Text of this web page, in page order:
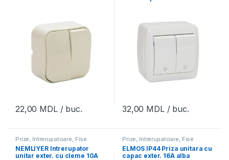
22,00 MDL/ buc. 32,00 MDL/ buc.
Prize, Intrerupatoare, Fise
NEMLIYER Intrerupator
unitar exter. cu cleme 10A
Prize, Intrerupatoare, Fise
ELMOS IP44 Priza unitara cu
capac exter. 16A alba